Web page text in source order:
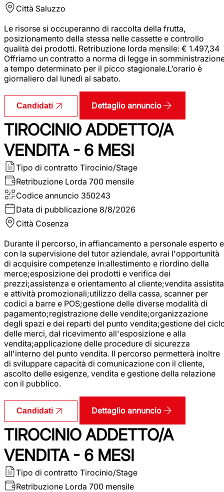
Città Saluzzo
Le risorse si occuperanno di raccolta della frutta,
posizionamento della stessa nelle cassette e controllo
qualità dei prodotti. Retribuzione lorda mensile: € 1.497,34
Offriamo un contratto a norma di legge in
a tempo determinato per il picco stagionale.L’orario è
giornaliero dal lunedì al sabato.
Candidati Dettaglio annuncio
TIROCINIO ADDETTO/A
VENDITA - 6 MESI
Tipo di contratto Tirocinio/Stage
Retribuzione Lorda 700 mensile
Codice annuncio 350243
Data di pubblicazione 8/8/2026
Città Cosenza
Durante il percorso, in affiancamento a personale esperto e
con la supervisione del tutor aziendale, avrai l'opportunità
di acquisire competenze in:allestimento e riordino della
merce;esposizione dei prodotti e verifica dei
prezzi;assistenza e orientamento al cliente;vendita assistita
e attività promozionali;utilizzo della cassa, scanner per
codici a barre e POS;gestione delle diverse modalità di
pagamento;registrazione delle vendite;organizzazione
degli spazi e dei reparti del punto vendita;gestione del
delle merci, dal ricevimento all'esposizione e alla
vendita;applicazione delle procedure di sicurezza
all'interno del punto vendita. Il percorso permetterà inoltre
di sviluppare capacità di comunicazione con il cliente,
ascolto delle esigenze, vendita e gestione della relazione
con il pubblico.
Candidati Dettaglio annuncio
TIROCINIO ADDETTO/A
VENDITA - 6 MESI
Tipo di contratto Tirocinio/Stage
Retribuzione Lorda 700 mensile